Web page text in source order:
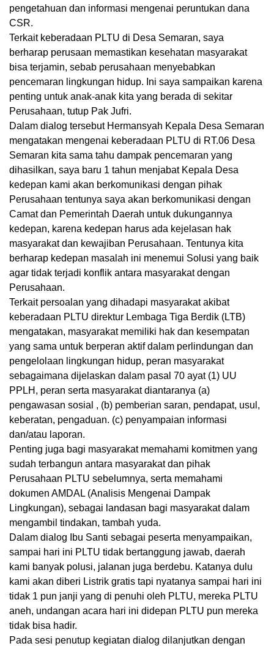
pengetahuan dan informasi mengenai peruntukan dana
CSR.
Terkait keberadaan PLTU di Desa Semaran, saya
berharap perusaan memastikan kesehatan masyarakat
bisa terjamin, sebab perusahaan menyebabkan
pencemaran lingkungan hidup. Ini saya sampaikan karena
penting untuk anak-anak kita yang berada di sekitar
Perusahaan, tutup Pak Jufri.
Dalam dialog tersebut Hermansyah Kepala Desa Semaran
mengatakan mengenai keberadaan PLTU di RT.06 Desa
Semaran kita sama tahu dampak pencemaran yang
dihasilkan, saya baru 1 tahun menjabat Kepala Desa
kedepan kami akan berkomunikasi dengan pihak
Perusahaan tentunya saya akan berkomunikasi dengan
Camat dan Pemerintah Daerah untuk dukungannya
kedepan, karena kedepan harus ada kejelasan hak
masyarakat dan kewajiban Perusahaan. Tentunya kita
berharap kedepan masalah ini menemui Solusi yang baik
agar tidak terjadi konflik antara masyarakat dengan
Perusahaan.
Terkait persoalan yang dihadapi masyarakat akibat
keberadaan PLTU direktur Lembaga Tiga Berdik (LTB)
mengatakan, masyarakat memiliki hak dan kesempatan
yang sama untuk berperan aktif dalam perlindungan dan
pengelolaan lingkungan hidup, peran masyarakat
sebagaimana dijelaskan dalam pasal 70 ayat (1) UU
PPLH, peran serta masyarakat diantaranya (a)
pengawasan sosial , (b) pemberian saran, pendapat, usul,
keberatan, pengaduan. (c) penyampaian informasi
dan/atau laporan.
Penting juga bagi masyarakat memahami komitmen yang
sudah terbangun antara masyarakat dan pihak
Perusahaan PLTU sebelumnya, serta memahami
dokumen AMDAL (Analisis Mengenai Dampak
Lingkungan), sebagai landasan bagi masyarakat dalam
mengambil tindakan, tambah yuda.
Dalam dialog Ibu Santi sebagai peserta menyampaikan,
sampai hari ini PLTU tidak bertanggung jawab, daerah
kami banyak polusi, jalanan juga berdebu. Katanya dulu
kami akan diberi Listrik gratis tapi nyatanya sampai hari ini
tidak 1 pun janji yang di penuhi oleh PLTU, mereka PLTU
aneh, undangan acara hari ini didepan PLTU pun mereka
tidak bisa hadir.
Pada sesi penutup kegiatan dialog dilanjutkan dengan